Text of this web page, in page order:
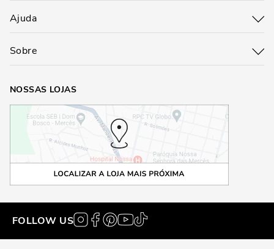
Ajuda
Sobre
NOSSAS LOJAS
FOLLOW US